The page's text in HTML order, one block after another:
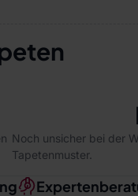
Noch unsicher bei der
Tapetenmuster.